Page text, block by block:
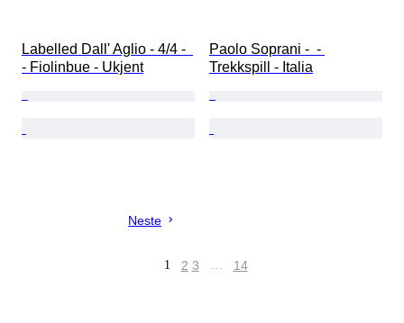
Labelled Dall' Aglio - 4/4 -
- Fiolinbue - Ukjent
Paolo Soprani -  -
Trekkspill - Italia
Neste
1 2 3 … 14